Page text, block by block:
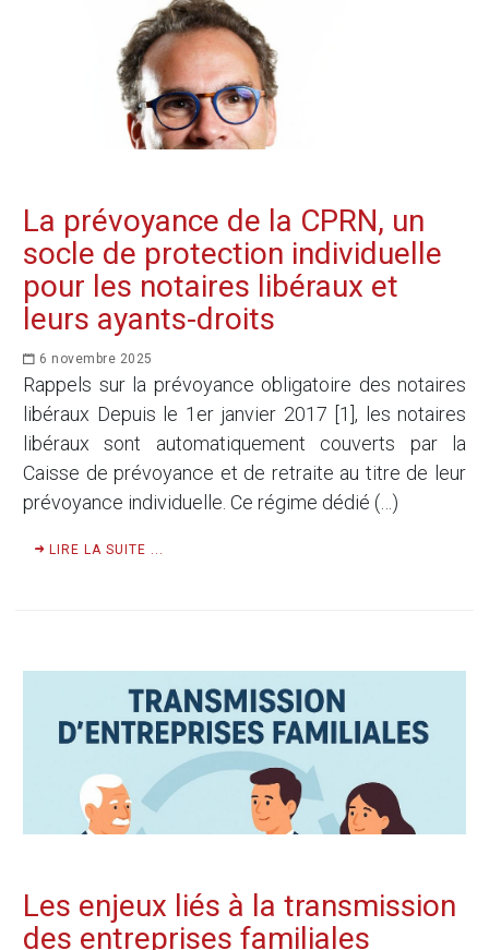
La prévoyance de la CPRN, un
socle de protection individuelle
pour les notaires libéraux et
leurs ayants-droits
6 novembre 2025
Rappels sur la prévoyance obligatoire des notaires
libéraux Depuis le 1er janvier 2017 [1], les notaires
libéraux sont automatiquement couverts par la
Caisse de prévoyance et de retraite au titre de leur
prévoyance individuelle. Ce régime dédié (…)
LIRE LA SUITE ...
Les enjeux liés à la transmission
des entreprises familiales